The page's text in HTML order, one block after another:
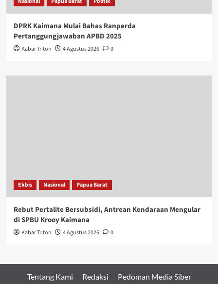
DPRK Kaimana Mulai Bahas Ranperda
Pertanggungjawaban APBD 2025
Kabar Triton 4 Agustus 2026 0
Ekbis Nasional Papua Barat
Rebut Pertalite Bersubsidi, Antrean Kendaraan Mengular
di SPBU Krooy Kaimana
Kabar Triton 4 Agustus 2026 0
Tentang Kami Redaksi Pedoman Media Siber